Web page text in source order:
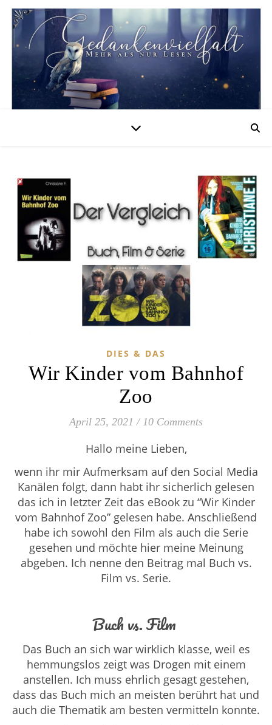
DIES & DAS
Wir Kinder vom Bahnhof
Zoo
April 25, 2021 / 10 Comments
Hallo meine Lieben,
wenn ihr mir Aufmerksam auf den Social Media
Kanälen folgt, dann habt ihr sicherlich gelesen
das ich in letzter Zeit das eBook zu “Wir Kinder
vom Bahnhof Zoo” gelesen habe. Anschließend
habe ich sowohl den Film als auch die Serie
gesehen und möchte hier meine Meinung
abgeben. Ich nenne den Beitrag mal Buch vs.
Film vs. Serie.
Buch vs. Film
Das Buch an sich war wirklich klasse, weil es
hemmungslos zeigt was Drogen mit einem
anstellen. Ich muss ehrlich gesagt gestehen,
dass das Buch mich an meisten berührt hat und
auch die Thematik am besten vermitteln konnte.